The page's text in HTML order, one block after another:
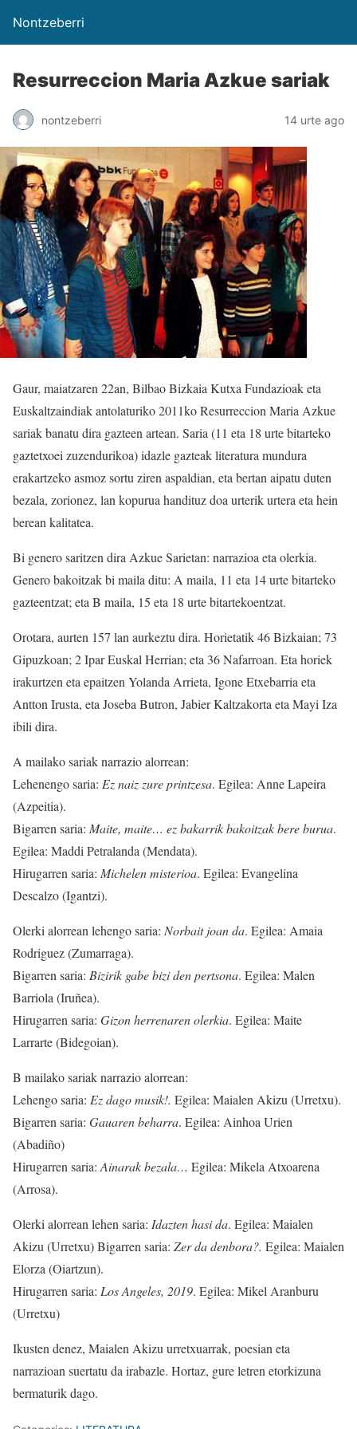
Nontzeberri
Resurreccion Maria Azkue sariak
nontzeberri 14 urte ago
Gaur, maiatzaren 22an, Bilbao Bizkaia Kutxa Fundazioak eta
Euskaltzaindiak antolaturiko 2011ko Resurreccion Maria Azkue
sariak banatu dira gazteen artean. Saria (11 eta 18 urte bitarteko
gaztetxoei zuzendurikoa) idazle gazteak literatura mundura
erakartzeko asmoz sortu ziren aspaldian, eta bertan aipatu duten
bezala, zorionez, lan kopurua handituz doa urterik urtera eta hein
berean kalitatea.
Bi genero saritzen dira Azkue Sarietan: narrazioa eta olerkia.
Genero bakoitzak bi maila ditu: A maila, 11 eta 14 urte bitarteko
gazteentzat; eta B maila, 15 eta 18 urte bitartekoentzat.
Orotara, aurten 157 lan aurkeztu dira. Horietatik 46 Bizkaian; 73
Gipuzkoan; 2 Ipar Euskal Herrian; eta 36 Nafarroan. Eta horiek
irakurtzen eta epaitzen Yolanda Arrieta, Igone Etxebarria eta
Antton Irusta, eta Joseba Butron, Jabier Kaltzakorta eta Mayi Iza
ibili dira.
A mailako sariak narrazio alorrean:
Lehenengo saria: Ez naiz zure printzesa. Egilea: Anne Lapeira
(Azpeitia).
Bigarren saria: Maite, maite… ez bakarrik bakoitzak bere burua.
Egilea: Maddi Petralanda (Mendata).
Hirugarren saria: Michelen misterioa. Egilea: Evangelina
Descalzo (Igantzi).
Olerki alorrean lehengo saria: Norbait joan da. Egilea: Amaia
Rodriguez (Zumarraga).
Bigarren saria: Bizirik gabe bizi den pertsona. Egilea: Malen
Barriola (Iruñea).
Hirugarren saria: Gizon herrenaren olerkia. Egilea: Maite
Larrarte (Bidegoian).
B mailako sariak narrazio alorrean:
Lehengo saria: Ez dago musik!. Egilea: Maialen Akizu (Urretxu).
Bigarren saria: Gauaren beharra. Egilea: Ainhoa Urien
(Abadiño)
Hirugarren saria: Ainarak bezala… Egilea: Mikela Atxoarena
(Arrosa).
Olerki alorrean lehen saria: Idazten hasi da. Egilea: Maialen
Akizu (Urretxu) Bigarren saria: Zer da denbora?. Egilea: Maialen
Elorza (Oiartzun).
Hirugarren saria: Los Angeles, 2019. Egilea: Mikel Aranburu
(Urretxu)
Ikusten denez, Maialen Akizu urretxuarrak, poesian eta
narrazioan suertatu da irabazle. Hortaz, gure letren etorkizuna
bermaturik dago.